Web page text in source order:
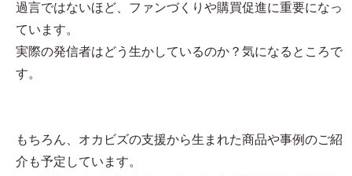
過言ではないほど、ファンづくりや購買促進に重要になっ
ています。
実際の発信者はどう生かしているのか？気になるところで
す。
もちろん、オカビズの支援から生まれた商品や事例のご紹
介も予定しています。